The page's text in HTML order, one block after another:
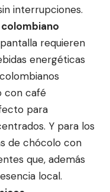
interrupciones.
requieren
energéticas
con café
para
Y para los
de chócolo con
que, además
local.